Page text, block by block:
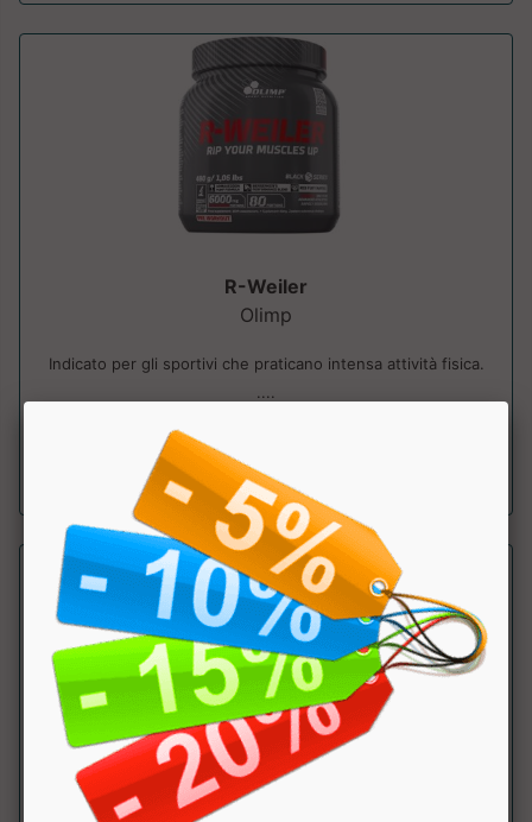
R-Weiler
Olimp
Indicato per gli sportivi che praticano intensa attività fisica.
....
a partire da € 41.34
sconto 14.99%
RedWeiler Shot